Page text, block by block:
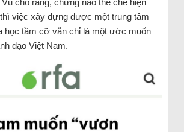
việc xây dựng được một trung tâm
học tầm cỡ vẫn chỉ là một ước muốn
đạo Việt Nam.